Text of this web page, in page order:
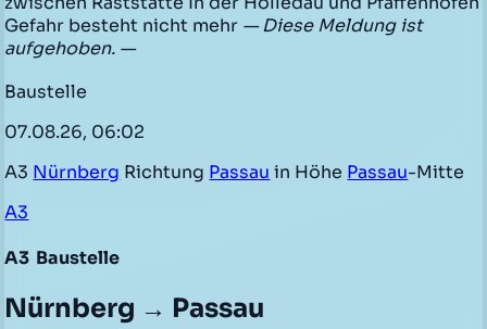
Gefahr besteht nicht mehr — Diese Meldung ist
aufgehoben. —
Baustelle
07.08.26, 06:02
A3 Nürnberg Richtung Passau in Höhe Passau-Mitte
A3
A3 Baustelle
Nürnberg → Passau